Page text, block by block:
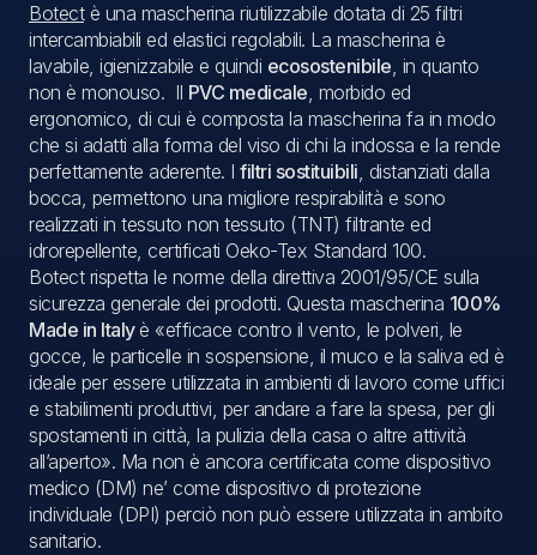
Botectè una mascherina riutilizzabile dotata di 25 filtri
intercambiabili ed elastici regolabili. La mascherina è
lavabile, igienizzabile e quindi ecosostenibile, in quanto
non è monouso. Il PVC medicale, morbido ed
ergonomico, di cui è composta la mascherina fa in modo
che si adatti alla forma del viso di chi la indossa e la rende
perfettamente aderente. I filtri sostituibili, distanziati dalla
bocca, permettono una migliore respirabilità e sono
realizzati in tessuto non tessuto (TNT) filtrante ed
idrorepellente, certificati Oeko-Tex Standard 100.
Botect rispetta le norme della direttiva 2001/95/CE sulla
sicurezza generale dei prodotti. Questa mascherina 100%
Made in Italy è «efficace contro il vento, le polveri, le
gocce, le particelle in sospensione, il muco e la saliva ed è
ideale per essere utilizzata in ambienti di lavoro come uffici
e stabilimenti produttivi, per andare a fare la spesa, per gli
spostamenti in città, la pulizia della casa o altre attività
all’aperto». Ma non è ancora certificata come dispositivo
medico (DM) ne’ come dispositivo di protezione
individuale (DPI) perciò non può essere utilizzata in ambito
sanitario.